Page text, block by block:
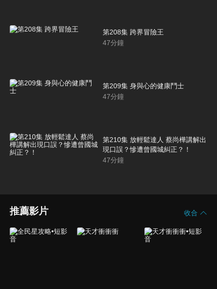
第208集 跨界冒險王
47分鐘
第209集 身與心的健康鬥士
47分鐘
第210集 放輕鬆達人 蔡尚樺講解出
現口誤？慘遭曾國城糾正？！
47分鐘
推薦影片 收合